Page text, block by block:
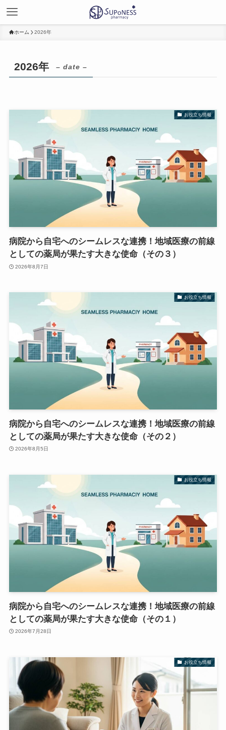
ホーム 2026年
2026年 – date –
お役立ち情報
病院から自宅へのシームレスな連携！地域医療の前線
としての薬局が果たす大きな使命（その３）
2026年8月7日
お役立ち情報
病院から自宅へのシームレスな連携！地域医療の前線
としての薬局が果たす大きな使命（その２）
2026年8月5日
お役立ち情報
病院から自宅へのシームレスな連携！地域医療の前線
としての薬局が果たす大きな使命（その１）
2026年7月28日
お役立ち情報